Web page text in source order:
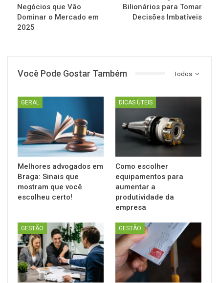
Negócios que Vão
Dominar o Mercado em
2025
Bilionários para Tomar
Decisões Imbatíveis
Todos
Você Pode Gostar Também
GERAL
Melhores advogados em
Braga: Sinais que
mostram que você
escolheu certo!
DICAS ÚTEIS
Como escolher
equipamentos para
aumentar a
produtividade da
empresa
GESTÃO GESTÃO